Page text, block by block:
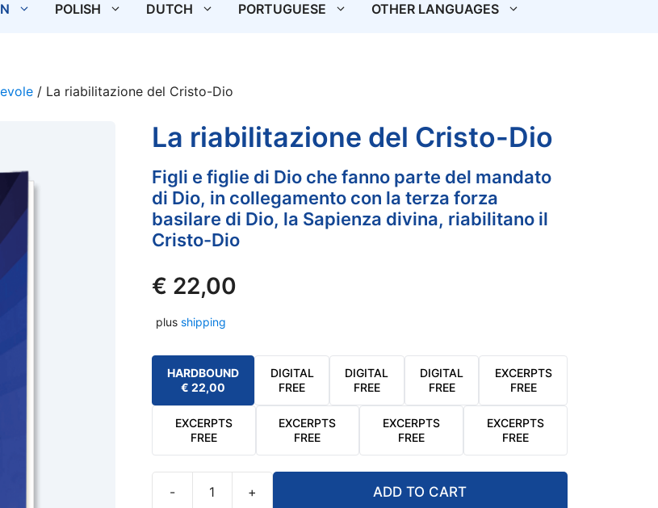
POLISH DUTCH PORTUGUESE OTHER LANGUAGES
/ La riabilitazione del Cristo-Dio
La riabilitazione del Cristo-Dio
Figli e figlie di Dio che fanno parte del mandato
di Dio, in collegamento con la terza forza
basilare di Dio, la Sapienza divina, riabilitano il
Cristo-Dio
€ 22,00
plus shipping
HARDBOUND
€ 22,00
DIGITAL
FREE
DIGITAL
FREE
DIGITAL
FREE
EXCERPTS
FREE
EXCERPTS
FREE
EXCERPTS
FREE
EXCERPTS
FREE
EXCERPTS
FREE
- + ADD TO CART